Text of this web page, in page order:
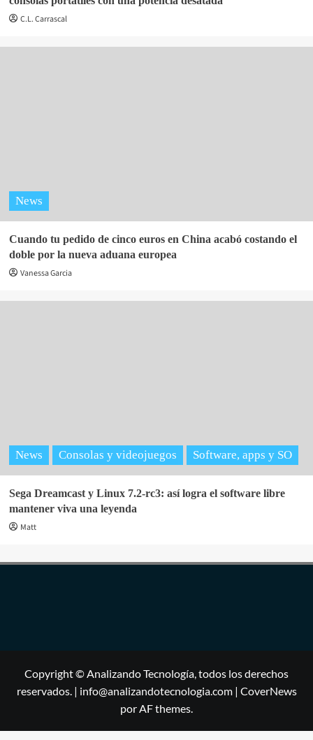
C.L. Carrascal
News
Cuando tu pedido de cinco euros en China acabó costando el
doble por la nueva aduana europea
Vanessa Garcia
News Consolas y videojuegos Software, apps y SO
Sega Dreamcast y Linux 7.2-rc3: así logra el software libre
mantener viva una leyenda
Matt
Copyright © Analizando Tecnología, todos los derechos
reservados. | info@analizandotecnologia.com | CoverNews
por AF themes.